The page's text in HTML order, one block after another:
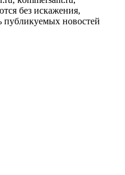
без искажения,
публикуемых новостей